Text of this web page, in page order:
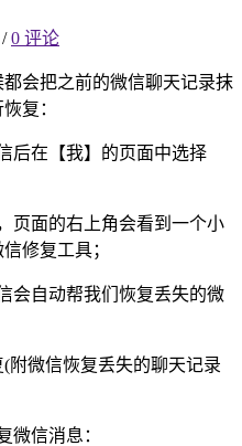
/ 0 评论
会把之前的微信聊天记录抹
复：
后在【我】的页面中选择
页面的右上角会看到一个小
修复工具；
会自动帮我们恢复丢失的微
微信消息：